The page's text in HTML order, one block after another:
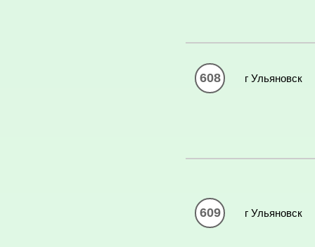
608 г Ульяновск
609 г Ульяновск